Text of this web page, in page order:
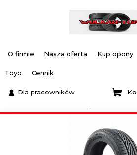
O firmie Nasza oferta Kup opony
Toyo Cennik
Dla pracowników